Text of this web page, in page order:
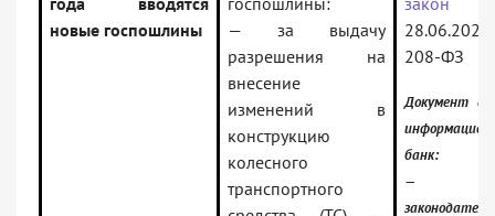
новые госпошлины
— за выдачу
разрешения на
внесение
изменений в
конструкцию
колесного
транспортного
208-ФЗ
Документ
банк:
—